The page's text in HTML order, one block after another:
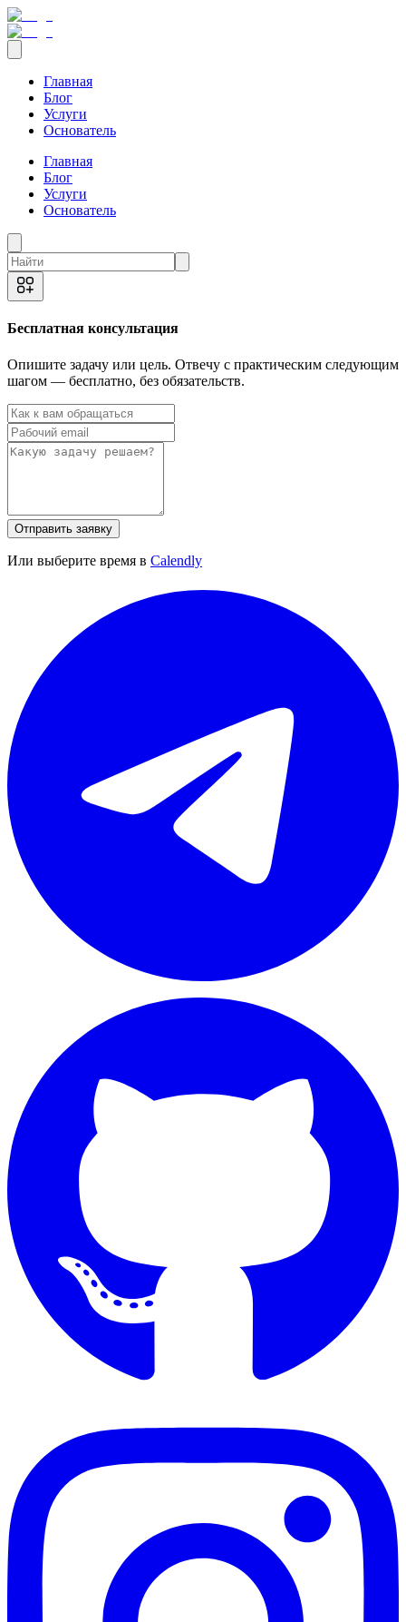
Главная
Блог
Услуги
Основатель
Главная
Блог
Услуги
Основатель
Бесплатная консультация
Опишите задачу или цель. Отвечу с практическим следующим
шагом — бесплатно, без обязательств.
Отправить заявку
Или выберите время в Calendly